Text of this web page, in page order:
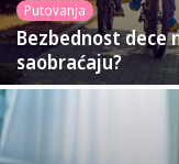
Putovanja
Bezbednost dece
saobraćaju?